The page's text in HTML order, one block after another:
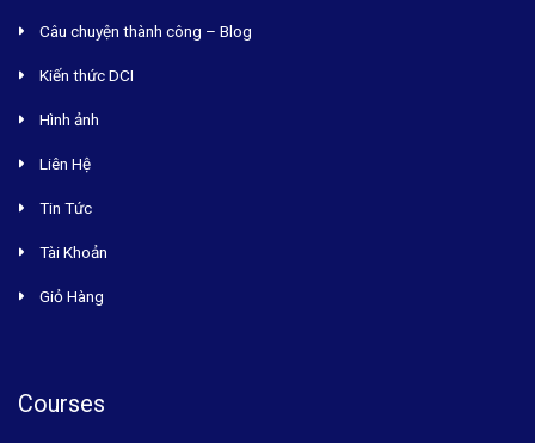
Câu chuyện thành công – Blog
Kiến thức DCI
Hình ảnh
Liên Hệ
Tin Tức
Tài Khoản
Giỏ Hàng
Courses